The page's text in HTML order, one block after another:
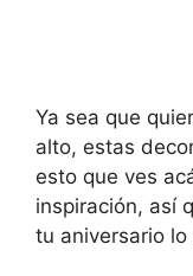
Ya sea que
alto, estas
esto que ves
inspiración, así
tu aniversario lo